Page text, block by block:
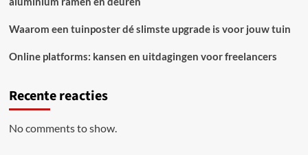
Waarom een tuinposter dé slimste upgrade is voor jouw tuin
Online platforms: kansen en uitdagingen voor freelancers
Recente reacties
No comments to show.